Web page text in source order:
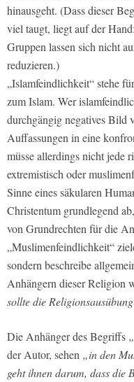
hinausgeht. (Dass dieser
viel taugt, liegt auf der
Gruppen lassen sich nicht
reduzieren.)
„Islamfeindlichkeit“ stehe
zum Islam. Wer
durchgängig negatives Bild
Auffassungen in eine
müsse allerdings nicht jede
extremistisch oder
Sinne eines säkularen
Christentum grundlegend
von Grundrechten für die
„Muslimenfeindlichkeit“
sondern beschreibe
Anhängern dieser Religion
sollte die
Die Anhänger des Begriffs
der Autor, sehen „in den
geht ihnen darum, dass die